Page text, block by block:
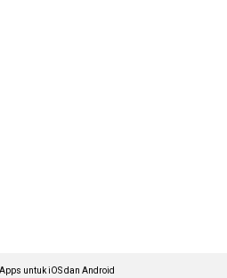
untuk iOS dan Android